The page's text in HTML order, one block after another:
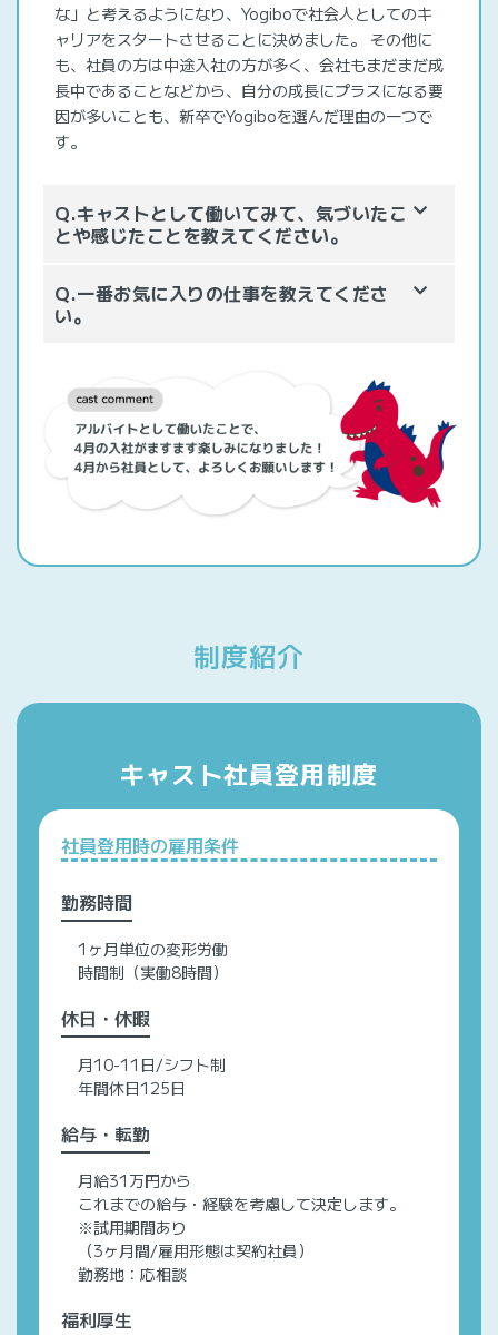
な」と考えるようになり、Yogiboで社会人としてのキ
ャリアをスタートさせることに決めました。 その他に
も、社員の方は中途入社の方が多く、会社もまだまだ成
長中であることなどから、自分の成長にプラスになる要
因が多いことも、新卒でYogiboを選んだ理由の一つで
す。
Q.キャストとして働いてみて、気づいたこ
とや感じたことを教えてください。
Q.一番お気に入りの仕事を教えてくださ
い。
制度紹介
キャスト社員登用制度
社員登用時の雇用条件
勤務時間
1ヶ月単位の変形労働
時間制（実働8時間）
休日・休暇
月10-11日/シフト制
年間休日125日
給与・転勤
月給31万円から
これまでの給与・経験を考慮して決定します。
※試用期間あり
（3ヶ月間/雇用形態は契約社員）
勤務地：応相談
福利厚生